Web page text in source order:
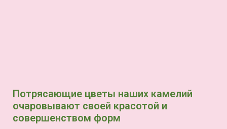
Потрясающие цветы наших камелий
очаровывают своей красотой и
совершенством форм